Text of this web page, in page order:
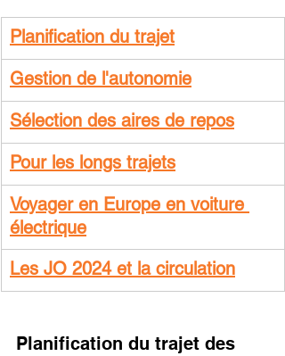
Planification du trajet
Gestion de l'autonomie
Sélection des aires de repos
Pour les longs trajets
Voyager en Europe en voiture
électrique
Les JO 2024 et la circulation
Planification du trajet des